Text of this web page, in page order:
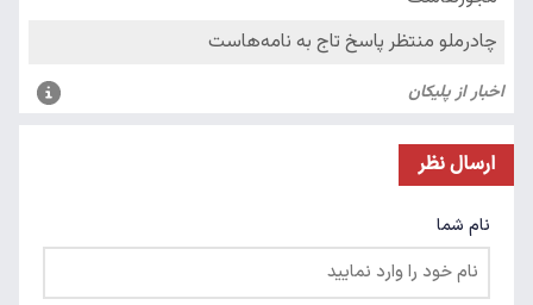
ارسال نظر
نام شما